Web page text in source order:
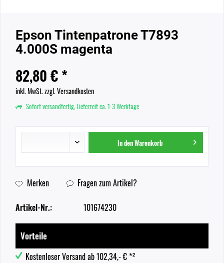
Epson Tintenpatrone T7893
4.000S magenta
82,80 € *
inkl. MwSt.zzgl. Versandkosten
Sofort versandfertig, Lieferzeit ca. 1-3 Werktage
In denWarenkorb
Merken Fragen zum Artikel?
Artikel-Nr.: 101674230
Vorteile
Kostenloser Versand ab 102,34,- € *²